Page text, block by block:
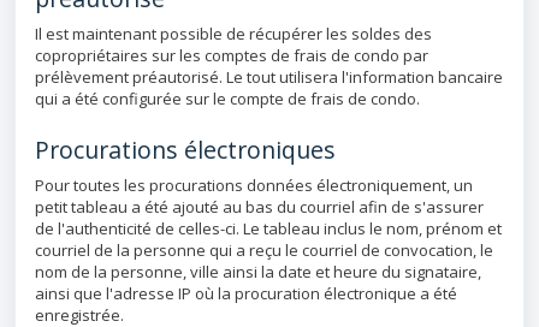
Il est maintenant possible de récupérer les soldes des
copropriétaires sur les comptes de frais de condo par
prélèvement préautorisé. Le tout utilisera l'information bancaire
qui a été configurée sur le compte de frais de condo.
Procurations électroniques
Pour toutes les procurations données électroniquement, un
petit tableau a été ajouté au bas du courriel afin de s'assurer
de l'authenticité de celles-ci. Le tableau inclus le nom, prénom et
courriel de la personne qui a reçu le courriel de convocation, le
nom de la personne, ville ainsi la date et heure du signataire,
ainsi que l'adresse IP où la procuration électronique a été
enregistrée.